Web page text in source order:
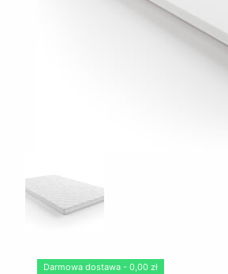
Darmowa dostawa - 0,00 zł